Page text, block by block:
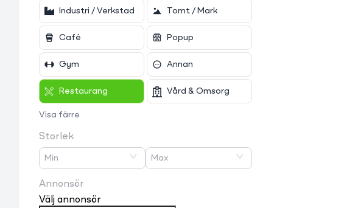
Industri / Verkstad Tomt / Mark
Café Popup
Gym Annan
Restaurang Vård & Omsorg
Visa färre
Storlek
Min Max
Annonsör
Välj annonsör